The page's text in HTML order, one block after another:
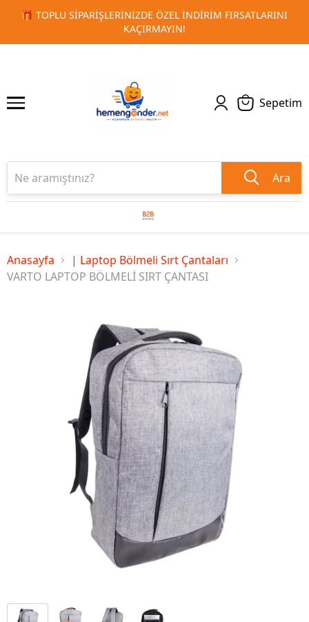
🚀 KURUMSAL PROMOSYON VE MATBAA
TESLIMAT!
1 2
Sepetim
Ara
Anasayfa
| Laptop Bölmeli Sırt Çantaları
VARTO LAPTOP BÖLMELİ SIRT ÇANTASI